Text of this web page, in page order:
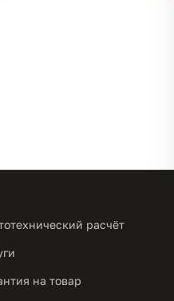
расчёт
на товар